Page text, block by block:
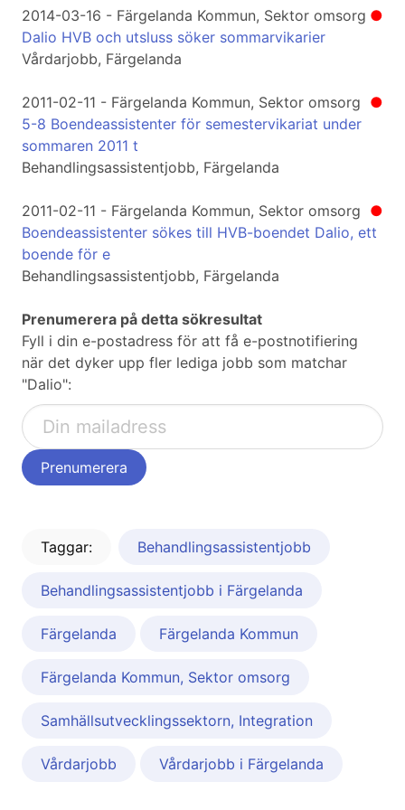
●
2014-03-16 - Färgelanda Kommun, Sektor omsorg
Dalio HVB och utsluss söker sommarvikarier
Vårdarjobb, Färgelanda
●
2011-02-11 - Färgelanda Kommun, Sektor omsorg
5-8 Boendeassistenter för semestervikariat under
sommaren 2011 t
Behandlingsassistentjobb, Färgelanda
●
2011-02-11 - Färgelanda Kommun, Sektor omsorg
Boendeassistenter sökes till HVB-boendet Dalio, ett
boende för e
Behandlingsassistentjobb, Färgelanda
Prenumerera på detta sökresultat
Fyll i din e-postadress för att få e-postnotifiering
när det dyker upp fler lediga jobb som matchar
"Dalio":
Taggar: Behandlingsassistentjobb
Behandlingsassistentjobb i Färgelanda
Färgelanda Färgelanda Kommun
Färgelanda Kommun, Sektor omsorg
Samhällsutvecklingssektorn, Integration
Vårdarjobb Vårdarjobb i Färgelanda